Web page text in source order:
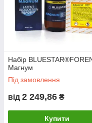
Набір
Магнум
Під замовлення
від 2 249,86 ₴
Купити